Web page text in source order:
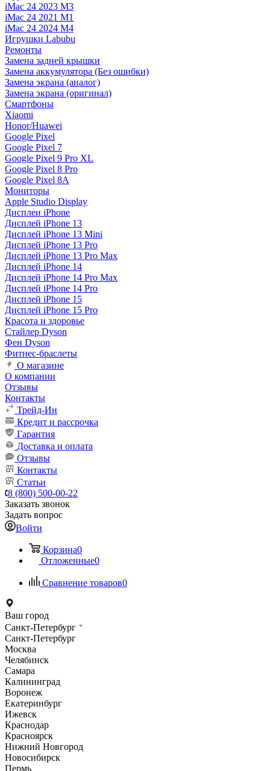
iMac 24 2023 M3
iMac 24 2021 M1
iMac 24 2024 M4
Игрушки Labubu
Ремонты
Замена задней крышки
Замена аккумулятора (Без ошибки)
Замена экрана (аналог)
Замена экрана (оригинал)
Смартфоны
Xiaomi
Honor/Huawei
Google Pixel
Google Pixel 7
Google Pixel 9 Pro XL
Google Pixel 8 Pro
Google Pixel 8A
Мониторы
Apple Studio Display
Дисплеи iPhone
Дисплей iPhone 13
Дисплей iPhone 13 Mini
Дисплей iPhone 13 Pro
Дисплей iPhone 13 Pro Max
Дисплей iPhone 14
Дисплей iPhone 14 Pro Max
Дисплей iPhone 14 Pro
Дисплей iPhone 15
Дисплей iPhone 15 Pro
Красота и здоровье
Стайлер Dyson
Фен Dyson
Фитнес-браслеты
О магазине
О компании
Отзывы
Контакты
Трейд-Ин
Кредит и рассрочка
Гарантия
Доставка и оплата
Отзывы
Контакты
Статьи
8 (800) 500-00-22
Заказать звонок
Задать вопрос
Войти
Корзина0
Отложенные0
Сравнение товаров0
Ваш город
Санкт-Петербург
Санкт-Петербург
Москва
Челябинск
Самара
Калининград
Воронеж
Екатеринбург
Ижевск
Краснодар
Красноярск
Нижний Новгород
Новосибирск
Пермь